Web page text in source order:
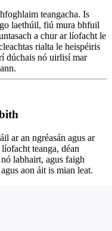
teangacha. Is
laethúil, fiú mura bhfuil
a chur ar líofacht le
rialta le heispéiris
dúchais nó uirlisí mar
ar an ngréasán agus ar
teanga, déan
labhairt, agus faigh
aon áit is mian leat.